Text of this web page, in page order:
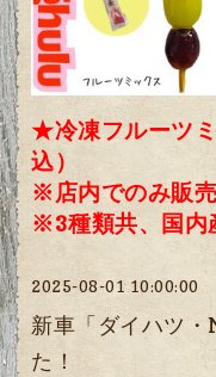
★冷凍フルーツ
込）
※店内でのみ販売
※3種類共、国内
2025-08-01 10:00:00
新車「ダイハツ
た！